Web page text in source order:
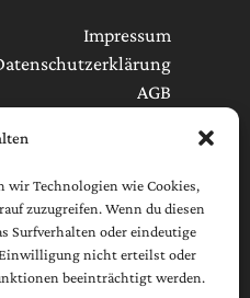
wir Technologien wie Cookies,
zuzugreifen. Wenn du diesen
Surfverhalten oder eindeutige
Einwilligung nicht erteilst oder
beeinträchtigt werden.
Impressum
AGB
element="link"/]